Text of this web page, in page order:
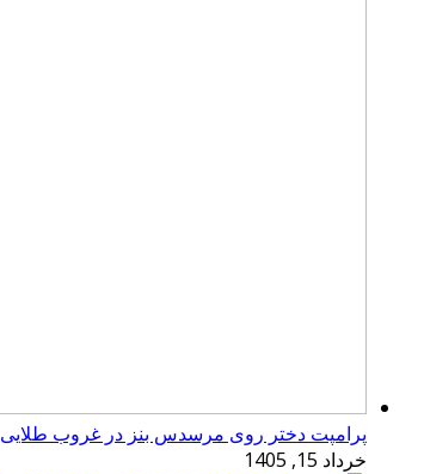
پرامپت دختر روی مرسدس بنز در غروب طلایی
خرداد 15, 1405